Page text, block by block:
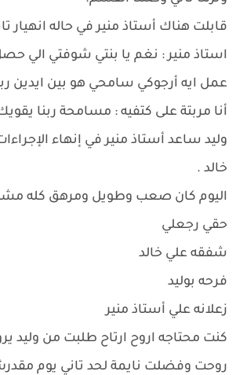
قابلت هناك أستاذ منير في حاله انهيار
استاذ منير : نغم يا بنتي شوفتي الي
عمل ايه أرجوكي سامحي هو بين ايدين
أنا مربتة على كتفيه : مسامحة ربنا
وليد ساعد أستاذ منير في إنهاء
خالد .
اليوم كان صعب وطويل ومرهق كله
حقي رجعلي
شفقه علي خالد
فرحه بوليد
زعلانه علي أستاذ منير
كنت محتاجه اروح ارتاح طلبت من وليد
روحت وفضلت نايمة لحد تاني يوم